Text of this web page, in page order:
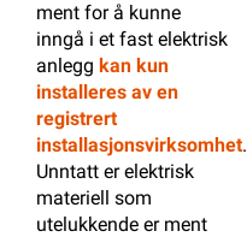
ment for å kunne
inngå i et fast elektrisk
anlegg kan kun
installeres av en
registrert
installasjonsvirksomhet.
Unntatt er elektrisk
materiell som
utelukkende er ment